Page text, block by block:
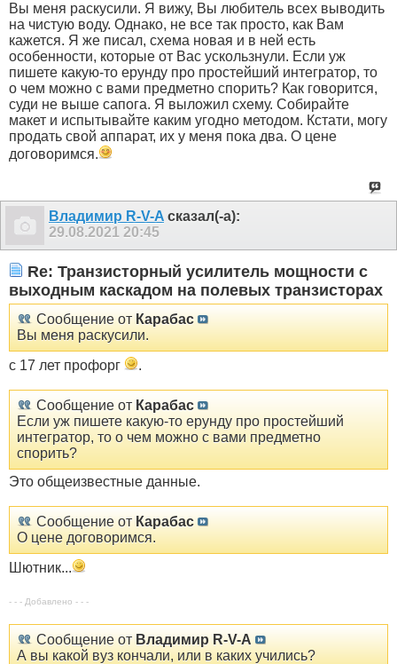
Вы меня раскусили. Я вижу, Вы любитель всех выводить
на чистую воду. Однако, не все так просто, как Вам
кажется. Я же писал, схема новая и в ней есть
особенности, которые от Вас ускользнули. Если уж
пишете какую-то ерунду про простейший интегратор, то
о чем можно с вами предметно спорить? Как говорится,
суди не выше сапога. Я выложил схему. Собирайте
макет и испытывайте каким угодно методом. Кстати, могу
продать свой аппарат, их у меня пока два. О цене
договоримся.
Владимир R-V-A сказал(-а):
29.08.2021 20:45
Re: Транзисторный усилитель мощности с
выходным каскадом на полевых транзисторах
Сообщение от Карабас
Вы меня раскусили.
с 17 лет профорг
.
Сообщение от Карабас
Если уж пишете какую-то ерунду про простейший
интегратор, то о чем можно с вами предметно
спорить?
Это общеизвестные данные.
Сообщение от Карабас
О цене договоримся.
Шютник...
- - - Добавлено - - -
Сообщение от Владимир R-V-A
А вы какой вуз кончали, или в каких учились?